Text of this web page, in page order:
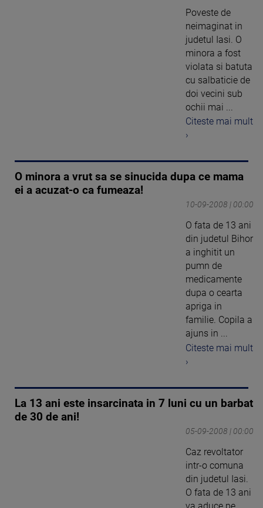
Poveste de
neimaginat in
judetul Iasi. O
minora a fost
violata si batuta
cu salbaticie de
doi vecini sub
ochii mai ...
Citeste mai mult
›
O minora a vrut sa se sinucida dupa ce mama
ei a acuzat-o ca fumeaza!
10-09-2008 | 00:00
O fata de 13 ani
din judetul Bihor
a inghitit un
pumn de
medicamente
dupa o cearta
apriga in
familie. Copila a
ajuns in ...
Citeste mai mult
›
La 13 ani este insarcinata in 7 luni cu un barbat
de 30 de ani!
05-09-2008 | 00:00
Caz revoltator
intr-o comuna
din judetul Iasi.
O fata de 13 ani